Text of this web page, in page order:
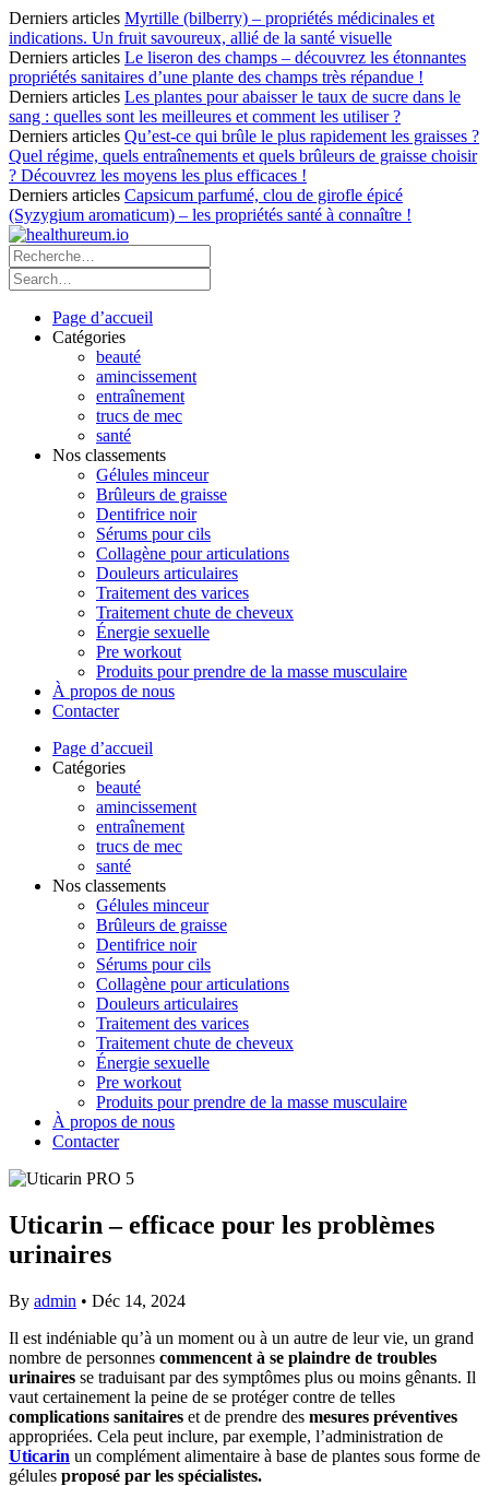
Derniers articles Myrtille (bilberry) – propriétés médicinales et
indications. Un fruit savoureux, allié de la santé visuelle
Derniers articles Le liseron des champs – découvrez les étonnantes
propriétés sanitaires d’une plante des champs très répandue !
Derniers articles Les plantes pour abaisser le taux de sucre dans le
sang : quelles sont les meilleures et comment les utiliser ?
Derniers articles Qu’est-ce qui brûle le plus rapidement les graisses ?
Quel régime, quels entraînements et quels brûleurs de graisse choisir
? Découvrez les moyens les plus efficaces !
Derniers articles Capsicum parfumé, clou de girofle épicé
(Syzygium aromaticum) – les propriétés santé à connaître !
Page d’accueil
Catégories
beauté
amincissement
entraînement
trucs de mec
santé
Nos classements
Gélules minceur
Brûleurs de graisse
Dentifrice noir
Sérums pour cils
Collagène pour articulations
Douleurs articulaires
Traitement des varices
Traitement chute de cheveux
Énergie sexuelle
Pre workout
Produits pour prendre de la masse musculaire
À propos de nous
Contacter
Page d’accueil
Catégories
beauté
amincissement
entraînement
trucs de mec
santé
Nos classements
Gélules minceur
Brûleurs de graisse
Dentifrice noir
Sérums pour cils
Collagène pour articulations
Douleurs articulaires
Traitement des varices
Traitement chute de cheveux
Énergie sexuelle
Pre workout
Produits pour prendre de la masse musculaire
À propos de nous
Contacter
Uticarin – efficace pour les problèmes
urinaires
By admin • Déc 14, 2024
Il est indéniable qu’à un moment ou à un autre de leur vie, un grand
nombre de personnes commencent à se plaindre de troubles
urinaires se traduisant par des symptômes plus ou moins gênants. Il
vaut certainement la peine de se protéger contre de telles
complications sanitaires et de prendre des mesures préventives
appropriées. Cela peut inclure, par exemple, l’administration de
Uticarin un complément alimentaire à base de plantes sous forme de
gélules proposé par les spécialistes.